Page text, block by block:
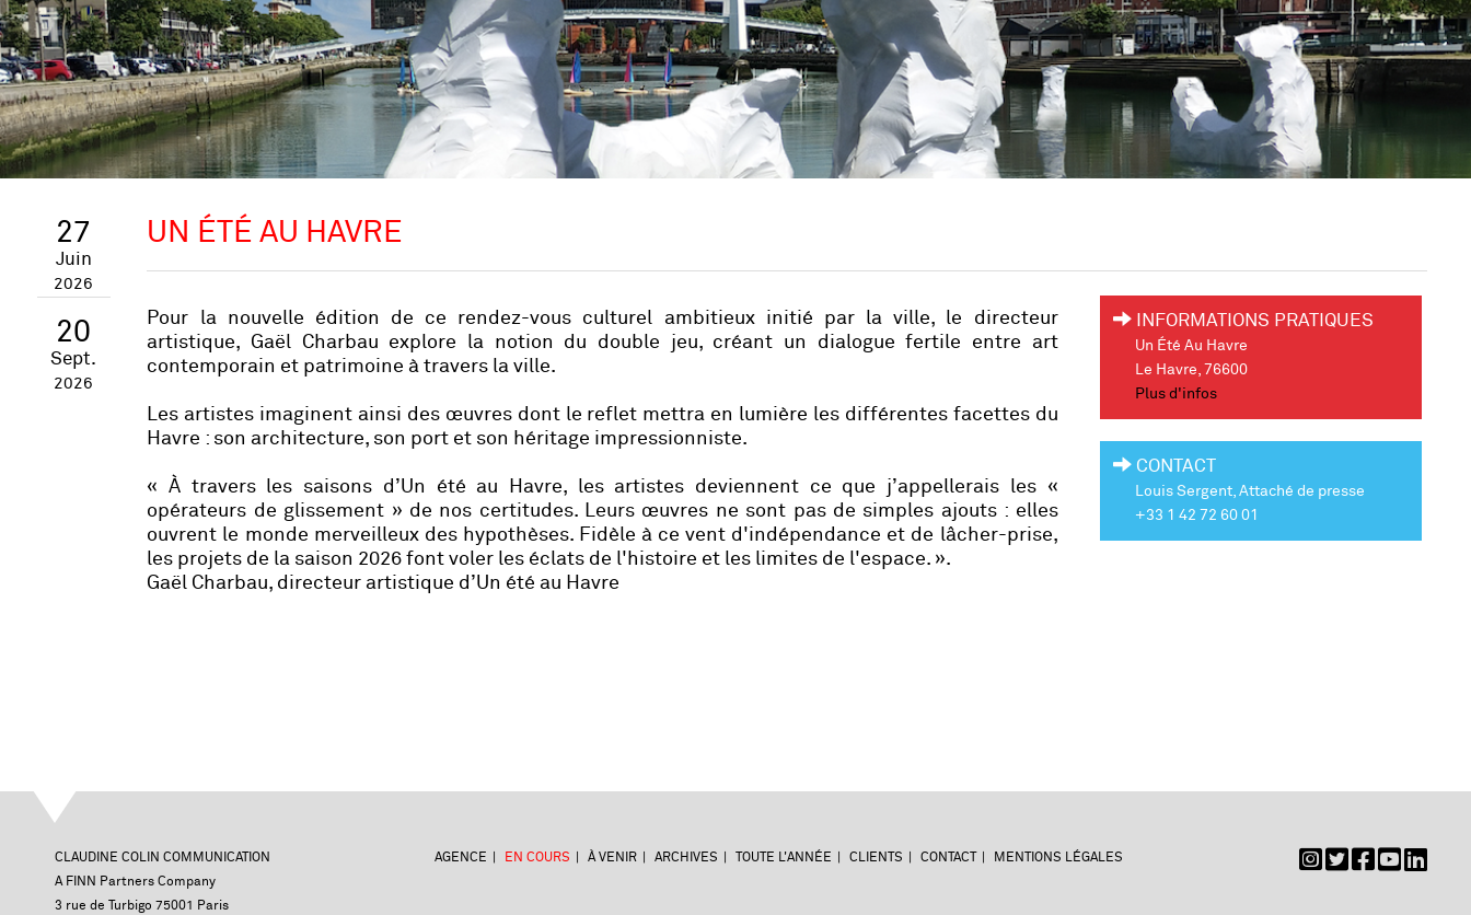
27
Juin
2026
20
Sept.
2026
UN ÉTÉ AU HAVRE
Pour la nouvelle édition de ce rendez-vous culturel ambitieux initié par la ville, le directeur
artistique, Gaël Charbau explore la notion du double jeu, créant un dialogue fertile entre art
contemporain et patrimoine à travers la ville.
Les artistes imaginent ainsi des œuvres dont le reflet mettra en lumière les différentes facettes du
Havre : son architecture, son port et son héritage impressionniste.
« À travers les saisons d’Un été au Havre, les artistes deviennent ce que j’appellerais les «
opérateurs de glissement » de nos certitudes. Leurs œuvres ne sont pas de simples ajouts : elles
ouvrent le monde merveilleux des hypothèses. Fidèle à ce vent d'indépendance et de lâcher-prise,
les projets de la saison 2026 font voler les éclats de l'histoire et les limites de l'espace. ».
Gaël Charbau, directeur artistique d’Un été au Havre
INFORMATIONS PRATIQUES
Un Été Au Havre
Le Havre, 76600
Plus d'infos
CONTACT
Louis Sergent, Attaché de presse
+33 1 42 72 60 01
CLAUDINE COLIN COMMUNICATION
A FINN Partners Company
3 rue de Turbigo 75001 Paris
AGENCE EN COURS À VENIR ARCHIVES TOUTE L'ANNÉE CLIENTS CONTACT MENTIONS LÉGALES